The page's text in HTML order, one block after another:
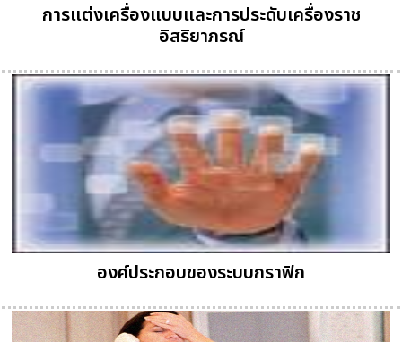
การแต่งเครื่องแบบและการประดับเครื่องราช
อิสริยาภรณ์
องค์ประกอบของระบบกราฟิก